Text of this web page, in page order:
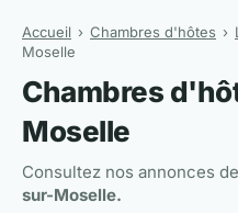
Accueil Chambres d'hôtes
Moselle
Chambres
Moselle
Consultez nos annonces de
sur-Moselle.